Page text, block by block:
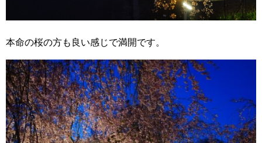
本命の桜の方も良い感じで満開です。